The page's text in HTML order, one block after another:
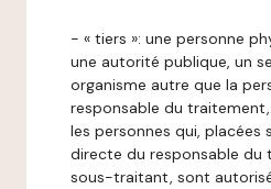
- « tiers »: une personne
une autorité publique, un
organisme autre que la
responsable du
les personnes qui, placées
directe du responsable du
sous-traitant, sont